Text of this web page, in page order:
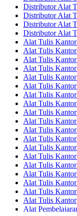
Distributor Alat
Distributor Alat
Distributor Alat
Distributor Alat
Alat Tulis
Alat Tulis
Alat Tulis
Alat Tulis
Alat Tulis
Alat Tulis
Alat Tulis
Alat Tulis
Alat Tulis
Alat Tulis Kantor
Alat Tulis
Alat Tulis Kantor
Alat Tulis
Alat Tulis
Alat Tulis Kantor
Alat Tulis
Alat Tulis Kantor
Alat Tulis Kantor
Alat Tulis Kantor
Alat